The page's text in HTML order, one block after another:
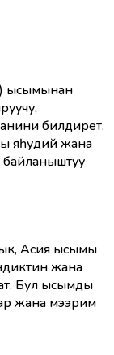
билдирет.
яһудий жана
Асия ысымы
жана
Бул ысымды
жана мээрим